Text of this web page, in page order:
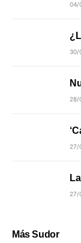
04/
30/
28/
27/
27/
Más Sudor